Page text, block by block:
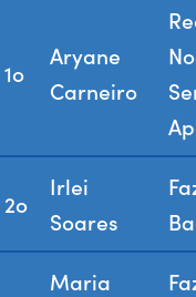
1o
Aryane
Carneiro
2o
Irlei
Soares
Maria